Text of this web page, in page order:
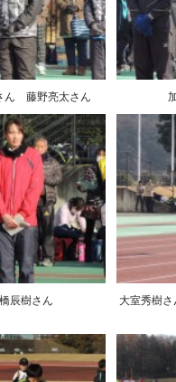
ん 藤野亮太さん
辰樹さん 大室秀樹